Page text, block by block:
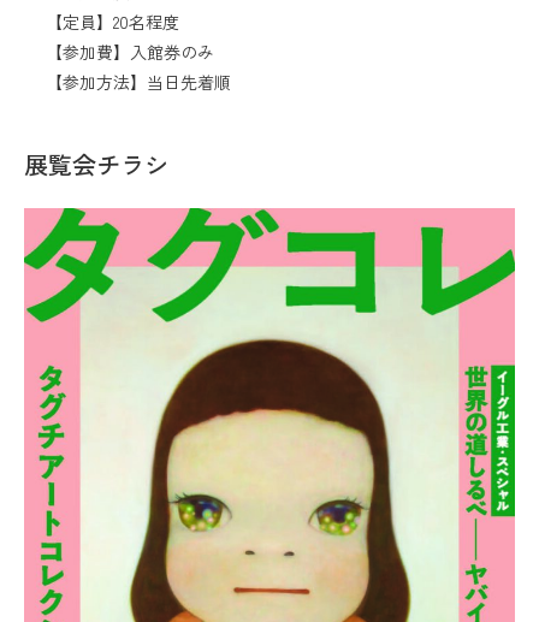
【定員】20名程度
【参加費】入館券のみ
【参加方法】当日先着順
展覧会チラシ